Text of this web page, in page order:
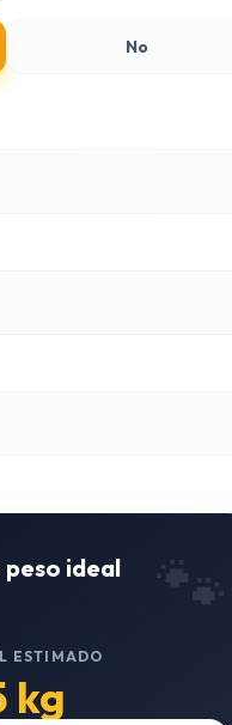
No
🐾
ideal
ESTIMADO
kg